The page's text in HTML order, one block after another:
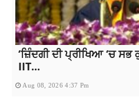
‘ਜ਼ਿੰਦਗੀ ਦੀ ਪ੍ਰੀਖਿਆ ‘ਚ
IIT...
Aug 08, 2026 4:37 Pm